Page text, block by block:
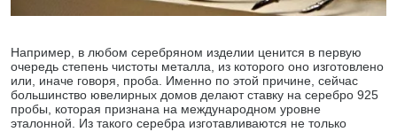
Например, в любом серебряном изделии ценится в первую
очередь степень чистоты металла, из которого оно изготовлено
или, иначе говоря, проба. Именно по этой причине, сейчас
большинство ювелирных домов делают ставку на серебро 925
пробы, которая признана на международном уровне
эталонной. Из такого серебра изготавливаются не только